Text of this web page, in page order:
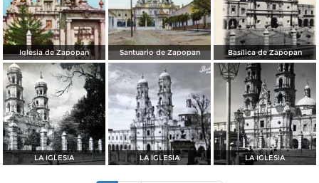
Iglesia de Zapopan Santuario de Zapopan Basílica de Zapopan
LA IGLESIA LA IGLESIA LA IGLESIA